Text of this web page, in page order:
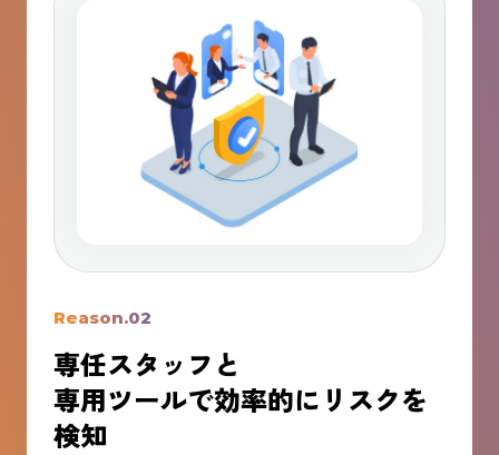
Reason.02
専任スタッフと
専用ツールで効率的にリスクを
検知